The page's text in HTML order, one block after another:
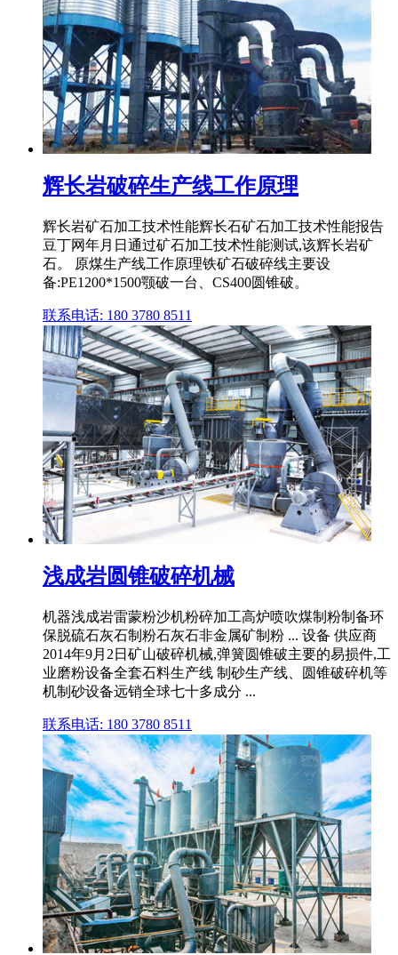
辉长岩破碎生产线工作原理
辉长岩矿石加工技术性能辉长石矿石加工技术性能报告
豆丁网年月日通过矿石加工技术性能测试,该辉长岩矿
石。 原煤生产线工作原理铁矿石破碎线主要设
备:PE1200*1500颚破一台、CS400圆锥破。
联系电话: 180 3780 8511
浅成岩圆锥破碎机械
机器浅成岩雷蒙粉沙机粉碎加工高炉喷吹煤制粉制备环
保脱硫石灰石制粉石灰石非金属矿制粉 ... 设备 供应商
2014年9月2日矿山破碎机械,弹簧圆锥破主要的易损件,工
业磨粉设备全套石料生产线 制砂生产线、圆锥破碎机等
机制砂设备远销全球七十多成分 ...
联系电话: 180 3780 8511